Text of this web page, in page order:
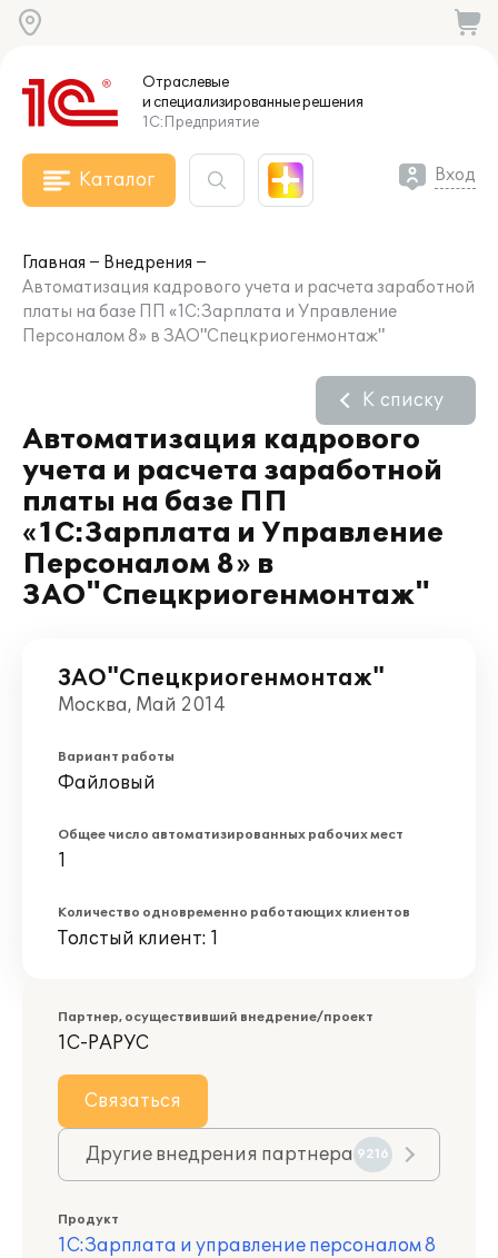
Отраслевые
и специализированныерешения
1С:Предприятие
Каталог Вход
Главная
Внедрения
Автоматизация кадрового учета и расчета заработной
платы на базе ПП «1С:Зарплата и Управление
Персоналом 8» в ЗАО"Спецкриогенмонтаж"
Автоматизация кадрового
учета и расчета заработной
платы на базе ПП
«1С:Зарплата и Управление
Персоналом 8» в
ЗАО"Спецкриогенмонтаж"
К списку
ЗАО"Спецкриогенмонтаж"
Москва, Май 2014
Вариант работы
Файловый
Общее число автоматизированных рабочих мест
1
Количество одновременно работающих клиентов
Толстый клиент: 1
Партнер, осуществивший внедрение/проект
1С-РАРУС
Связаться
Другие внедрения партнера 9216
Продукт
1С:Зарплата и управление персоналом 8